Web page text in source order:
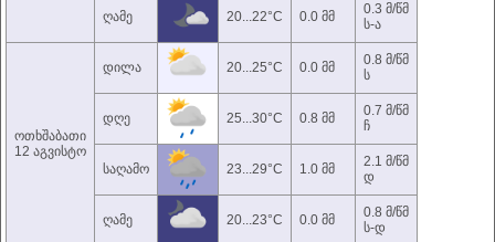
ღამე 20...22°C 0.0 მმ
0.3 მ/წმ
ს-ა
ოთხშაბათი
12 აგვისტო
დილა 20...25°C 0.0 მმ
0.8 მ/წმ
ს
დღე 25...30°C 0.8 მმ
0.7 მ/წმ
ჩ
საღამო 23...29°C 1.0 მმ
2.1 მ/წმ
დ
ღამე 20...23°C 0.0 მმ
0.8 მ/წმ
ს-დ